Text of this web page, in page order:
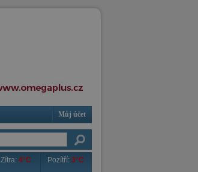
Můj účet
Zítra:4°C Pozítří: 3°C